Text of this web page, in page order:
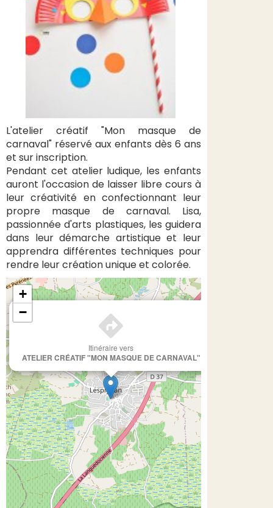
L'atelier créatif "Mon masque de
carnaval" réservé aux enfants dès 6 ans
et sur inscription.
Pendant cet atelier ludique, les enfants
auront l'occasion de laisser libre cours à
leur créativité en confectionnant leur
propre masque de carnaval. Lisa,
passionnée d'arts plastiques, les guidera
dans leur démarche artistique et leur
apprendra différentes techniques pour
rendre leur création unique et colorée.
Itinéraire vers
ATELIER CRÉATIF "MON MASQUE DE CARNAVAL"
+
−